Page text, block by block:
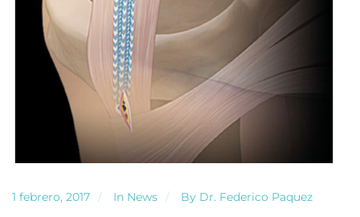
1 febrero, 2017 In News By Dr. Federico Paquez